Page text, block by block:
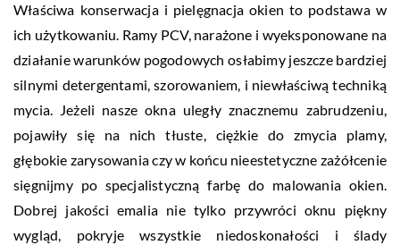
Właściwa konserwacja i pielęgnacja okien to podstawa w
ich użytkowaniu. Ramy PCV, narażone i wyeksponowane na
działanie warunków pogodowych osłabimy jeszcze bardziej
silnymi detergentami, szorowaniem, i niewłaściwą techniką
mycia. Jeżeli nasze okna uległy znacznemu zabrudzeniu,
pojawiły się na nich tłuste, ciężkie do zmycia plamy,
głębokie zarysowania czy w końcu nieestetyczne zażółcenie
sięgnijmy po specjalistyczną farbę do malowania okien.
Dobrej jakości emalia nie tylko przywróci oknu piękny
wygląd, pokryje wszystkie niedoskonałości i ślady